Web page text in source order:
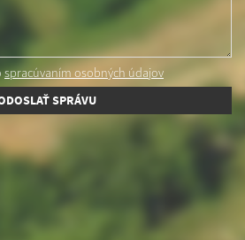
spracúvaním osobných údajov
SPRÁVU